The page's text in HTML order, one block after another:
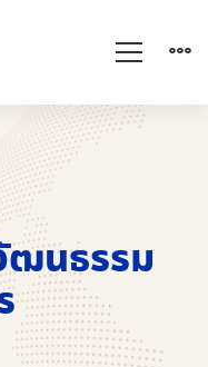
ฒนธรรม